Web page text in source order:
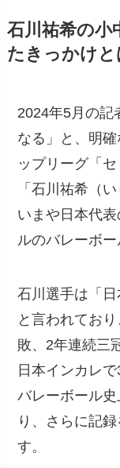
石川祐希の小
たきっかけと
2024年5月の記
なる」と、明
ップリーグ「
「石川祐希（
いまや日本代
ルのバレーボー
石川選手は「日
と言われてお
敗、2年連続三
日本インカレ
バレーボール
り、さらに記
す。